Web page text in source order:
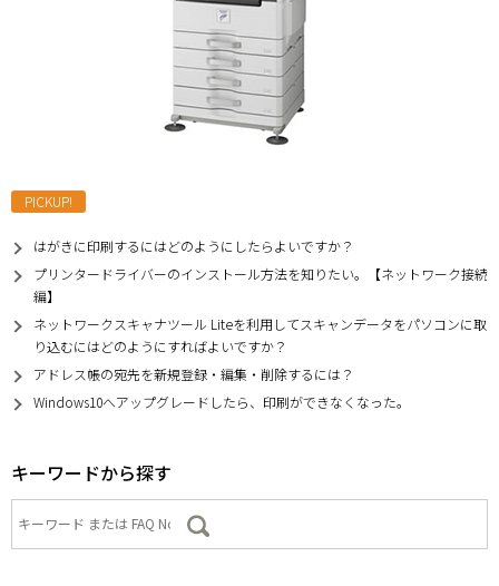
PICKUP!
はがきに印刷するにはどのようにしたらよいですか？
プリンタードライバーのインストール方法を知りたい。【ネットワーク接続
編】
ネットワークスキャナツール Liteを利用してスキャンデータをパソコンに取
り込むにはどのようにすればよいですか？
アドレス帳の宛先を新規登録・編集・削除するには？
Windows10へアップグレードしたら、印刷ができなくなった。
キーワードから探す